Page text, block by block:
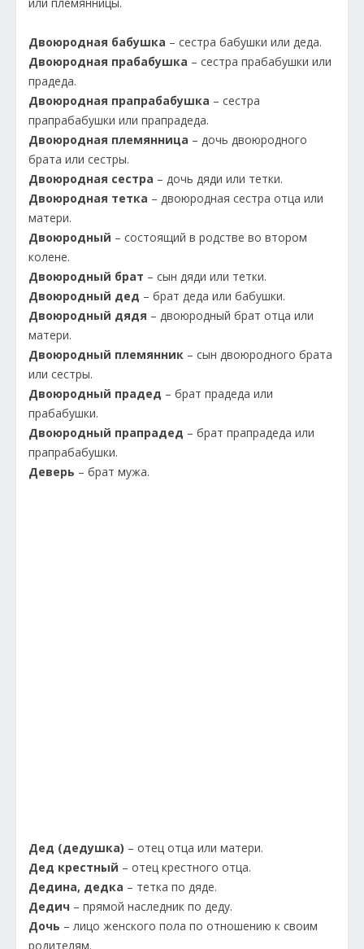
Двоюродная бабушка – сестра бабушки или деда.
Двоюродная прабабушка – сестра прабабушки или
прадеда.
Двоюродная прапрабабушка – сестра
прапрабабушки или прапрадеда.
Двоюродная племянница – дочь двоюродного
брата или сестры.
Двоюродная сестра – дочь дяди или тетки.
Двоюродная тетка – двоюродная сестра отца или
матери.
Двоюродный – состоящий в родстве во втором
колене.
Двоюродный брат – сын дяди или тетки.
Двоюродный дед – брат деда или бабушки.
Двоюродный дядя – двоюродный брат отца или
матери.
Двоюродный племянник – сын двоюродного брата
или сестры.
Двоюродный прадед – брат прадеда или
прабабушки.
Двоюродный прапрадед – брат прапрадеда или
прапрабабушки.
Деверь – брат мужа.
Дед (дедушка) – отец отца или матери.
Дед крестный – отец крестного отца.
Дедина, дедка – тетка по дяде.
Дедич – прямой наследник по деду.
Дочь – лицо женского пола по отношению к своим
родителям.